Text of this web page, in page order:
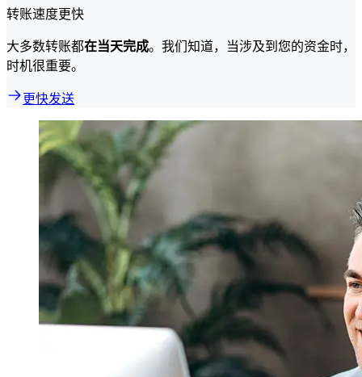
转账速度更快
大多数转账都在当天完成。我们知道，当涉及到您的资金时，
时机很重要。
更快发送